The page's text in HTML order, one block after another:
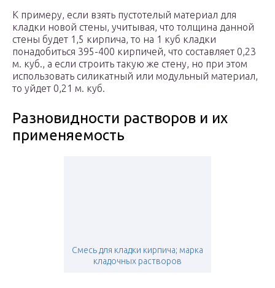
К примеру, если взять пустотелый материал для
кладки новой стены, учитывая, что толщина данной
стены будет 1,5 кирпича, то на 1 куб кладки
понадобиться 395-400 кирпичей, что составляет 0,23
м. куб., а если строить такую же стену, но при этом
использовать силикатный или модульный материал,
то уйдет 0,21 м. куб.
Разновидности растворов и их
применяемость
Смесь для кладки кирпича; марка
кладочных растворов